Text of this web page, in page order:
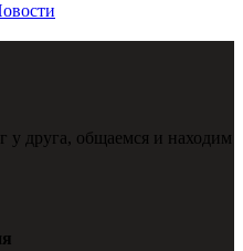
у друга, общаемся и находим